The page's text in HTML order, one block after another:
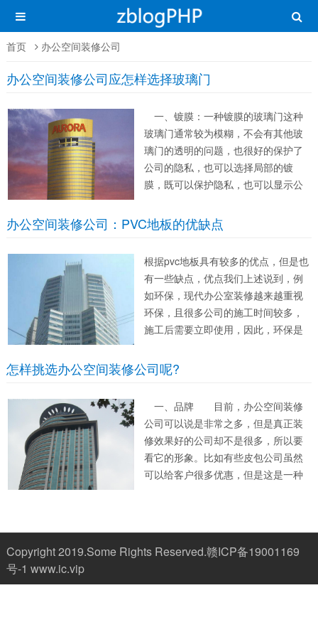
首页 办公空间装修公司
办公空间装修公司应怎样选择玻璃门
一、镀膜：一种镀膜的玻璃门这种
玻璃门通常较为模糊，不会有其他玻
璃门的透明的问题，也很好的保护了
公司的隐私，也可以选择局部的镀
膜，既可以保护隐私，也可以显示公
候，能够一眼看见公司的名称，可谓
一举两得。 二、安全：办公空间
不会出现破裂...
办公空间装修公司：PVC地板的优缺点
根据pvc地板具有较多的优点，但是也
有一些缺点，优点我们上述说到，例
如环保，现代办公室装修越来越重视
环保，且很多公司的施工时间较多，
施工后需要立即使用，因此，环保是
的情况下使用装饰材料，pvc地板就是
很好的地面材料选择，弹性好强度
合一些...
怎样挑选办公空间装修公司呢?
一、品牌 目前，办公空间装修
公司可以说是非常之多，但是真正装
修效果好的公司却不是很多，所以要
看它的形象。比如有些皮包公司虽然
可以给客户很多优惠，但是这是一种
计 从设计上...
Copyright 2019.Some Rights Reserved.赣ICP备19001169
号-1 www.ic.vip